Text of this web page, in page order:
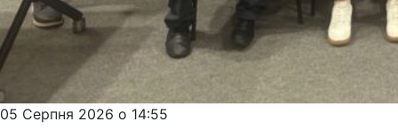
05 Серпня 2026 о 14:55